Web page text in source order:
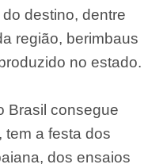
destino, dentre
região, berimbaus
no estado.
Brasil consegue
tem a festa dos
dos ensaios